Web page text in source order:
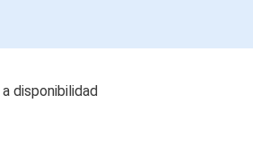
disponibilidad